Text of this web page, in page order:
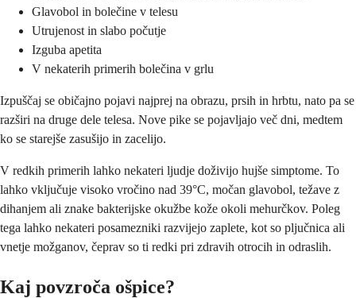
Glavobol in bolečine v telesu
Utrujenost in slabo počutje
Izguba apetita
V nekaterih primerih bolečina v grlu
Izpuščaj se običajno pojavi najprej na obrazu, prsih in hrbtu, nato pa se
razširi na druge dele telesa. Nove pike se pojavljajo več dni, medtem
ko se starejše zasušijo in zacelijo.
V redkih primerih lahko nekateri ljudje doživijo hujše simptome. To
lahko vključuje visoko vročino nad 39°C, močan glavobol, težave z
dihanjem ali znake bakterijske okužbe kože okoli mehurčkov. Poleg
tega lahko nekateri posamezniki razvijejo zaplete, kot so pljučnica ali
vnetje možganov, čeprav so ti redki pri zdravih otrocih in odraslih.
Kaj povzroča ošpice?